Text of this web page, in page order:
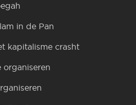
in de Pan
kapitalisme crasht
organiseren